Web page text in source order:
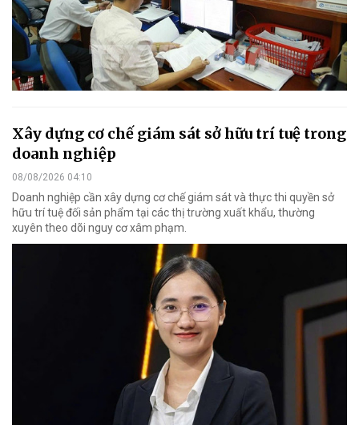
Xây dựng cơ chế giám sát sở hữu trí tuệ trong
doanh nghiệp
08/08/2026 04:10
Doanh nghiệp cần xây dựng cơ chế giám sát và thực thi quyền sở
hữu trí tuệ đối sản phẩm tại các thị trường xuất khẩu, thường
xuyên theo dõi nguy cơ xâm phạm.